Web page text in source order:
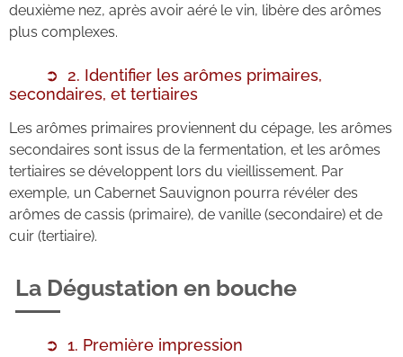
deuxième nez, après avoir aéré le vin, libère des arômes
plus complexes.
2. Identifier les arômes primaires,
secondaires, et tertiaires
Les arômes primaires proviennent du cépage, les arômes
secondaires sont issus de la fermentation, et les arômes
tertiaires se développent lors du vieillissement. Par
exemple, un Cabernet Sauvignon pourra révéler des
arômes de cassis (primaire), de vanille (secondaire) et de
cuir (tertiaire).
La Dégustation en bouche
1. Première impression